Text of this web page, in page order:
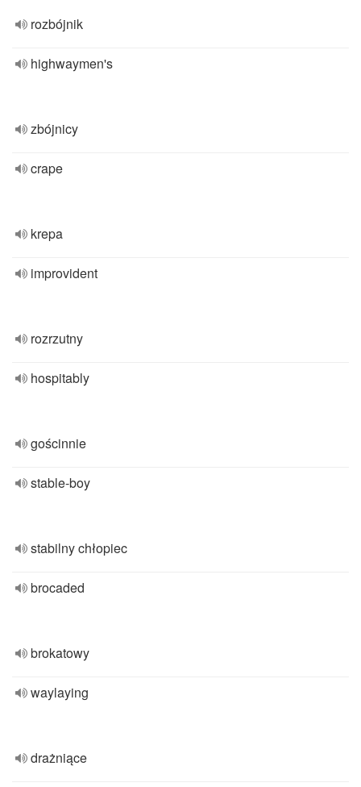
rozbójnik
highwaymen's
zbójnicy
crape
krepa
improvident
rozrzutny
hospitably
gościnnie
stable-boy
stabilny chłopiec
brocaded
brokatowy
waylaying
drażniące